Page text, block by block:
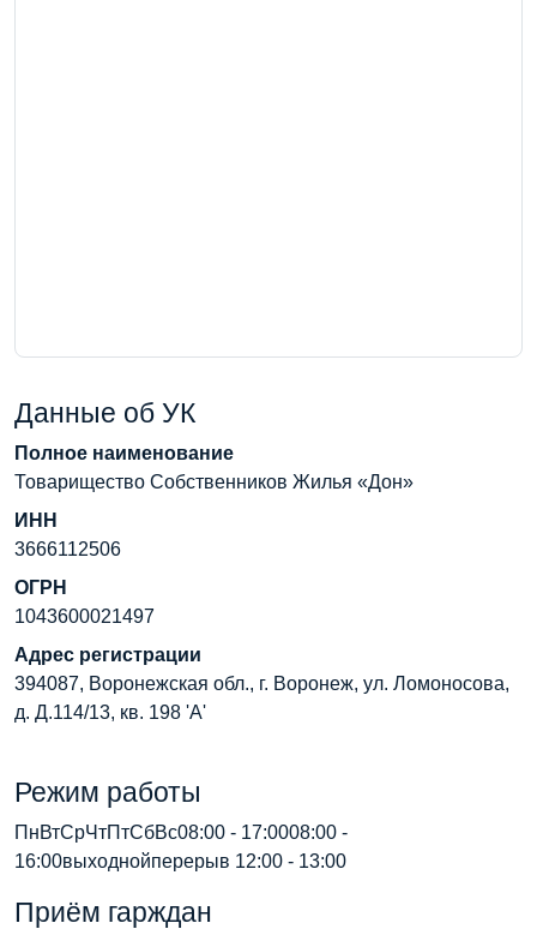
Данные об УК
Полное наименование
Товарищество Собственников Жилья «Дон»
ИНН
3666112506
ОГРН
1043600021497
Адрес регистрации
394087, Воронежская обл., г. Воронеж, ул. Ломоносова,
д. Д.114/13, кв. 198 'А'
Режим работы
ПнВтСрЧтПтСбВс08:00 - 17:0008:00 -
16:00выходнойперерыв 12:00 - 13:00
Приём гарждан